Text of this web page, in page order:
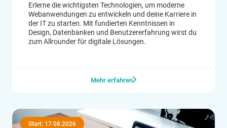
Erlerne die wichtigsten Technologien, um moderne
Webanwendungen zu entwickeln und deine Karriere in
der IT zu starten. Mit fundierten Kenntnissen in
Design, Datenbanken und Benutzererfahrung wirst du
zum Allrounder für digitale Lösungen.
Mehr erfahren
Start: 17.08.2026